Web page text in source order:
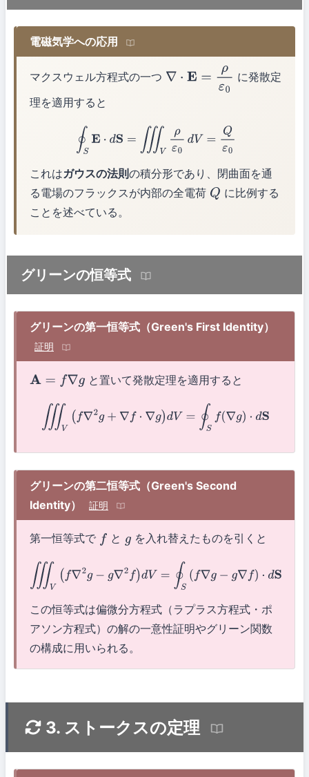
電磁気学への応用
マクスウェル方程式の一つ ∇⋅ E =ρ ε0
に発散定
理を適用すると
∮ SE⋅d ∭ V ρ 0dV =Qε
これはガウスの法則の積分形であり、閉曲面を通
る電場のフラックスが内部の全電荷 Q に比例する
ことを述べている。
グリーンの恒等式
グリーンの第一恒等式（Green's First Identity）
証明
A= f∇ g と置いて発散定理を適用すると
∭V(f ∇ g+∇ ∇g)d V=∮ Sf( ∇g dS
グリーンの第二恒等式（Green's Second
Identity）
証明
第一恒等式で f と g を入れ替えたものを引くと
∭V( 2g−g ∇2f)dV =∮ S(f ∇g−g∇f S
この恒等式は偏微分方程式（ラプラス方程式・ポ
アソン方程式）の解の一意性証明やグリーン関数
の構成に用いられる。
3. ストークスの定理